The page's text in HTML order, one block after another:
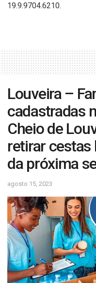
19.9.9704.6210.
Louveira –
cadastradas
Cheio de
retirar cestas
da próxima
agosto 15, 2023